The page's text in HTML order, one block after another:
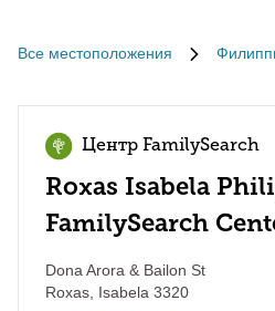
Все местоположения
Центр FamilySearch
Roxas Isabela
FamilySearch
Dona Arora & Bailon St
Roxas Isabela 3320